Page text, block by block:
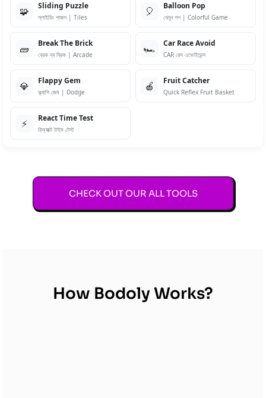
🧩 Sliding Puzzle
স্লাইডিং পাজল | Tiles 🎈 Balloon Pop
বেলুন পপ | Colorful Game
🧱 Break The Brick
ব্রেক দ্য ব্রিক | Arcade 🏎️ Car Race Avoid
CAR রেস এভোইডেন্স
💎 Flappy Gem
ফ্ল্যাপি জেম | Dodge 🍎 Fruit Catcher
Quick Reflex Fruit Basket
⚡ React Time Test
রিঅ্যাক্ট টাইম টেস্ট
CHECK OUT OUR ALL TOOLS
How Bodoly Works?